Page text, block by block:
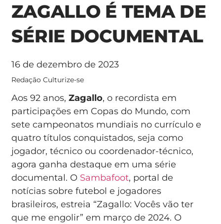
ZAGALLO É TEMA DE
SÉRIE DOCUMENTAL
16 de dezembro de 2023
Redação Culturize-se
Aos 92 anos,Zagallo, o recordista em
participações em Copas do Mundo, com
sete campeonatos mundiais no currículo e
quatro títulos conquistados, seja como
jogador, técnico ou coordenador-técnico,
agora ganha destaque em uma série
documental. O Sambafoot, portal de
notícias sobre futebol e jogadores
brasileiros, estreia “Zagallo: Vocês vão ter
que me engolir” em março de 2024. O